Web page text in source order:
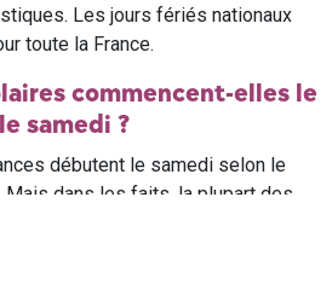
Les jours fériés nationaux
toute la France.
commencent-elles le
samedi ?
débutent le samedi selon le
dans les faits, la plupart des